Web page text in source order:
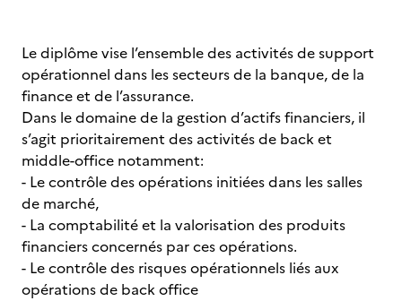
Le diplôme vise l’ensemble des activités de support
opérationnel dans les secteurs de la banque, de la
finance et de l’assurance.
Dans le domaine de la gestion d’actifs financiers, il
s’agit prioritairement des activités de back et
middle-office notamment:
- Le contrôle des opérations initiées dans les salles
de marché,
- La comptabilité et la valorisation des produits
financiers concernés par ces opérations.
- Le contrôle des risques opérationnels liés aux
opérations de back office